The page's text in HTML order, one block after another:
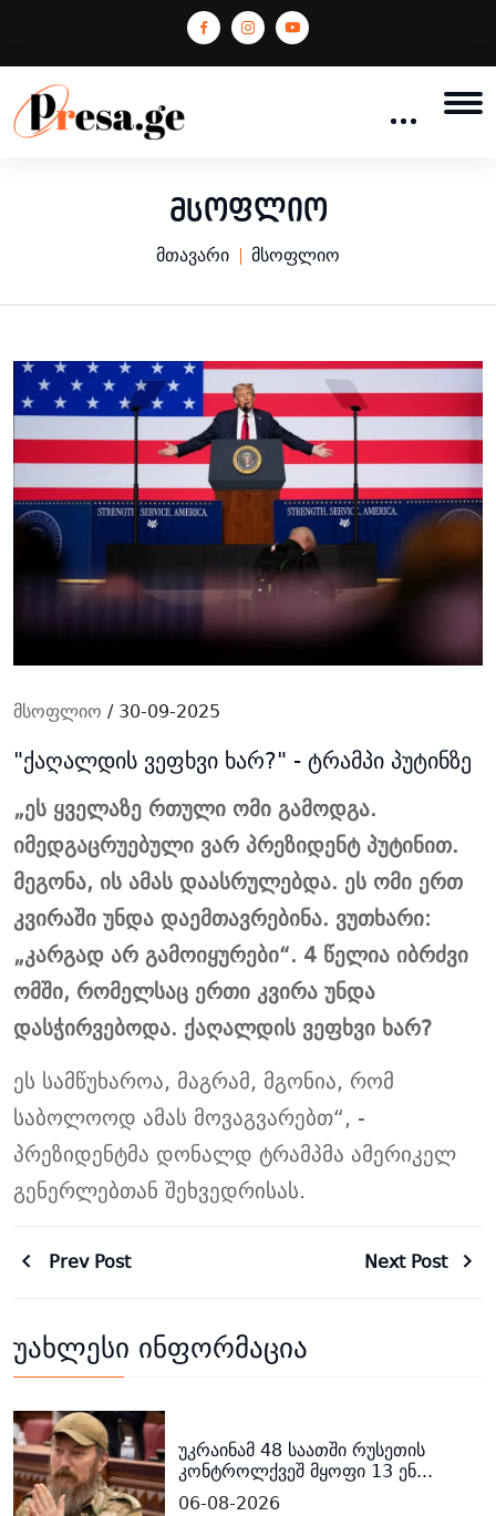
მსოფლიო
მთავარი მსოფლიო
მსოფლიო / 30-09-2025
"ქაღალდის ვეფხვი ხარ?" - ტრამპი პუტინზე
„ეს ყველაზე რთული ომი გამოდგა.
იმედგაცრუებული ვარ პრეზიდენტ პუტინით.
მეგონა, ის ამას დაასრულებდა. ეს ომი ერთ
კვირაში უნდა დაემთავრებინა. ვუთხარი:
„კარგად არ გამოიყურები“. 4 წელია იბრძვი
ომში, რომელსაც ერთი კვირა უნდა
დასჭირვებოდა. ქაღალდის ვეფხვი ხარ?
ეს სამწუხაროა, მაგრამ, მგონია, რომ
საბოლოოდ ამას მოვაგვარებთ“, -
პრეზიდენტმა დონალდ ტრამპმა ამერიკელ
გენერლებთან შეხვედრისას.
Prev Post Next Post
უახლესი ინფორმაცია
უკრაინამ 48 საათში რუსეთის
კონტროლქვეშ მყოფი 13 ენ...
06-08-2026